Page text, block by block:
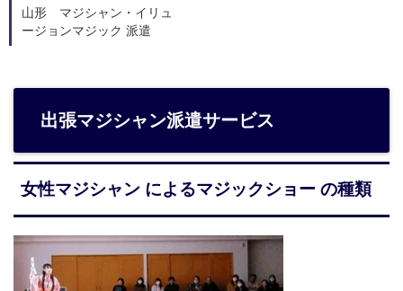
山形 マジシャン・イリュ
ージョンマジック 派遣
出張マジシャン派遣サービス
女性マジシャン によるマジックショー の種類